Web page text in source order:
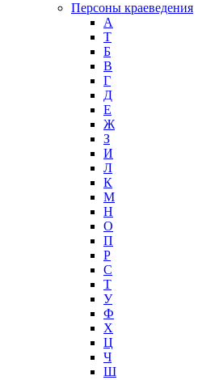
Персоны краеведения
А
T
Б
В
Г
Д
Е
Ж
З
И
Л
К
М
Н
О
П
Р
С
Т
У
Ф
Х
Ц
Ч
Ш